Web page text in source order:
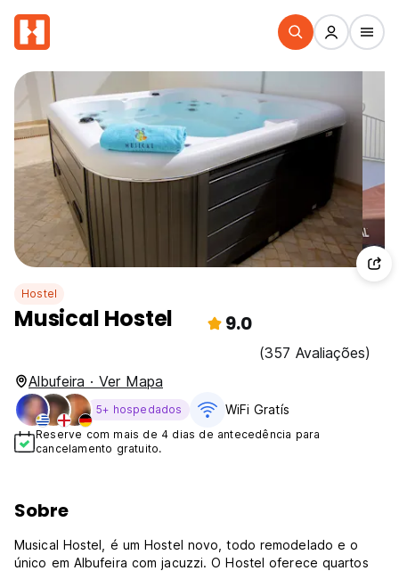
Hostel
Musical Hostel 9.0
(357 Avaliações)
Albufeira · Ver Mapa
5+ hospedados WiFi Gratís
Reserve com mais de 4 dias de antecedência para
cancelamento gratuito.
Sobre
Musical Hostel, é um Hostel novo, todo remodelado e o
único em Albufeira com jacuzzi. O Hostel oferece quartos